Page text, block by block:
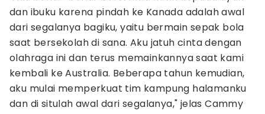
dan ibuku karena pindah ke Kanada adalah awal
dari segalanya bagiku, yaitu bermain sepak bola
saat bersekolah di sana. Aku jatuh cinta dengan
olahraga ini dan terus memainkannya saat kami
kembali ke Australia. Beberapa tahun kemudian,
aku mulai memperkuat tim kampung halamanku
dan di situlah awal dari segalanya," jelas Cammy